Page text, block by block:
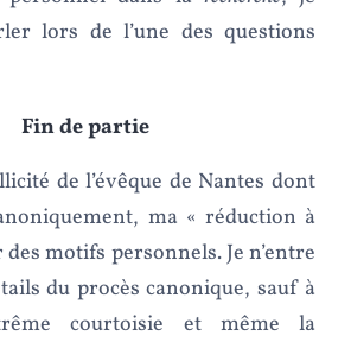
lors de l’une des questions
Fin de partie
de l’évêque de Nantes dont
ma « réduction à
des motifs personnels. Je n’entre
du procès canonique, sauf à
courtoisie et même la